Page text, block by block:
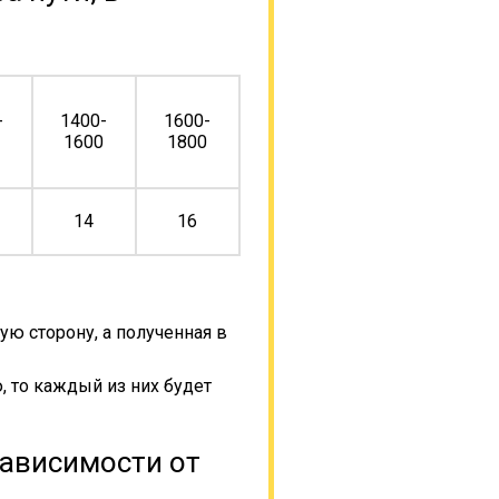
1400-
1600
1600-
1800
14 16
сторону, а полученная в
то каждый из них будет
от